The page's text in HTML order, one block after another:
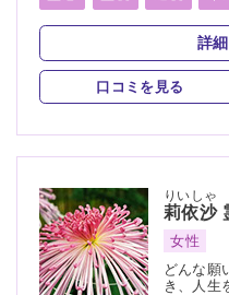
運勢、命名、改名
守護霊 背後霊 波動
スピリチュアルカウンセリ
詳
口コミを見る
莉依沙
りいしゃ
女性
どんな願
き、人生